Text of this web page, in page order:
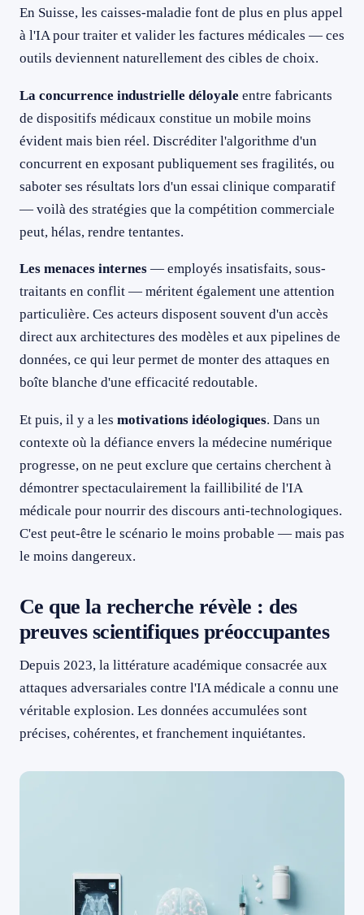
En Suisse, les caisses-maladie font de plus en plus appel
à l'IA pour traiter et valider les factures médicales — ces
outils deviennent naturellement des cibles de choix.
La concurrence industrielle déloyale entre fabricants
de dispositifs médicaux constitue un mobile moins
évident mais bien réel. Discréditer l'algorithme d'un
concurrent en exposant publiquement ses fragilités, ou
saboter ses résultats lors d'un essai clinique comparatif
— voilà des stratégies que la compétition commerciale
peut, hélas, rendre tentantes.
Les menaces internes — employés insatisfaits, sous-
traitants en conflit — méritent également une attention
particulière. Ces acteurs disposent souvent d'un accès
direct aux architectures des modèles et aux pipelines de
données, ce qui leur permet de monter des attaques en
boîte blanche d'une efficacité redoutable.
Et puis, il y a les motivations idéologiques. Dans un
contexte où la défiance envers la médecine numérique
progresse, on ne peut exclure que certains cherchent à
démontrer spectaculairement la faillibilité de l'IA
médicale pour nourrir des discours anti-technologiques.
C'est peut-être le scénario le moins probable — mais pas
le moins dangereux.
Ce que la recherche révèle : des
preuves scientifiques préoccupantes
Depuis 2023, la littérature académique consacrée aux
attaques adversariales contre l'IA médicale a connu une
véritable explosion. Les données accumulées sont
précises, cohérentes, et franchement inquiétantes.